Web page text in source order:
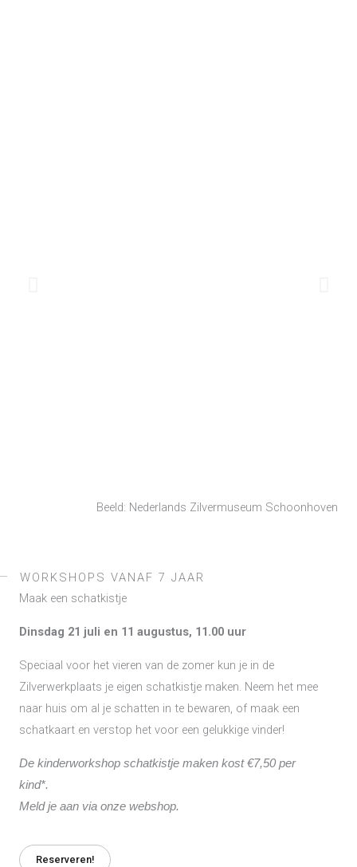
Beeld: Nederlands Zilvermuseum Schoonhoven
WORKSHOPS VANAF 7 JAAR
Maak een schatkistje
Dinsdag 21 juli en 11 augustus, 11.00 uur
Speciaal voor het vieren van de zomer kun je in de
Zilverwerkplaats je eigen schatkistje maken. Neem het mee
naar huis om al je schatten in te bewaren, of maak een
schatkaart en verstop het voor een gelukkige vinder!
De kinderworkshop schatkistje maken kost €7,50 per
kind*.
Meld je aan via onze webshop.
Reserveren!